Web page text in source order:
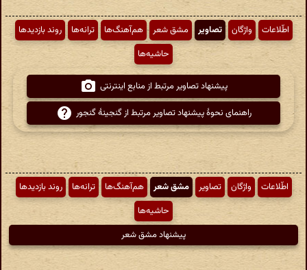
اطّلاعات واژگان تصاویر مشق شعر هم‌آهنگ‌ها ترانه‌ها
روند بازدیدها
حاشیه‌ها
پیشنهاد تصاویر مرتبط از منابع اینترنتی
راهنمای نحوهٔ پیشنهاد تصاویر مرتبط از گنجینهٔ گنجور
اطّلاعات واژگان تصاویر مشق شعر هم‌آهنگ‌ها ترانه‌ها
روند بازدیدها
حاشیه‌ها
پیشنهاد مشق شعر